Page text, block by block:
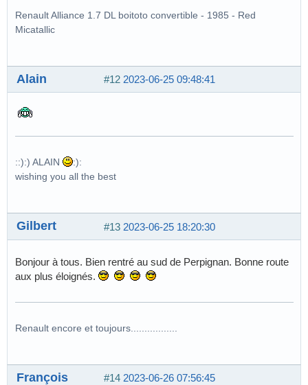
Renault Alliance 1.7 DL boitoto convertible - 1985 - Red
Micatallic
#12 2023-06-25 09:48:41
Alain
::):) ALAIN
:):
wishing you all the best
#13 2023-06-25 18:20:30
Gilbert
Bonjour à tous. Bien rentré au sud de Perpignan. Bonne route
aux plus éloignés.
Renault encore et toujours.................
#14 2023-06-26 07:56:45
François